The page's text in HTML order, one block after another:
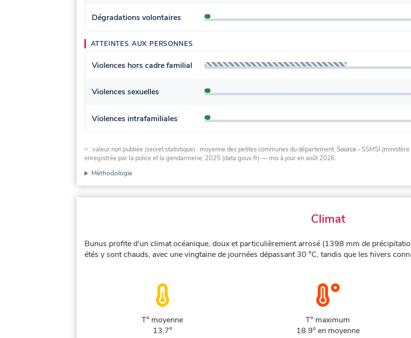
Dégradations volontaires
ATTEINTES AUX PERSONNES
Violences hors cadre familial
Violences sexuelles
Violences intrafamiliales
≈ : valeur non publiée (secret statistique) : moyenne des petites communes du département. Source - SSMSI
enregistrée par la police et la gendarmerie, 2025 (data.gouv.fr) — mis à jour en août 2026.
Méthodologie
Climat
Bunus profite d'un climat océanique, doux et particulièrement arrosé (1398 mm de
étés y sont chauds, avec une vingtaine de journées dépassant 30 °C, tandis que les hivers
T° moyenne
13.7°
T° maximum
18.9° en moyenne